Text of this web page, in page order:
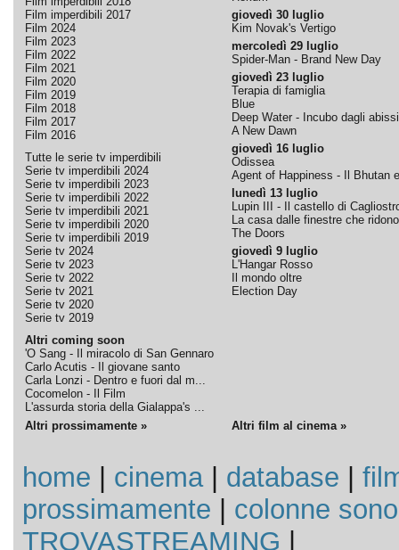
Film imperdibili 2017
Film 2024
Film 2023
Film 2022
Film 2021
Film 2020
Film 2019
Film 2018
Film 2017
Film 2016
Tutte le serie tv imperdibili
Serie tv imperdibili 2024
Serie tv imperdibili 2023
Serie tv imperdibili 2022
Serie tv imperdibili 2021
Serie tv imperdibili 2020
Serie tv imperdibili 2019
Serie tv 2024
Serie tv 2023
Serie tv 2022
Serie tv 2021
Serie tv 2020
Serie tv 2019
Altri coming soon
'O Sang - Il miracolo di San Gennaro
Carlo Acutis - Il giovane santo
Carla Lonzi - Dentro e fuori dal m...
Cocomelon - Il Film
L'assurda storia della Gialappa's ...
giovedì 30 luglio
Kim Novak's Vertigo
mercoledì 29 luglio
Spider-Man - Brand New Day
giovedì 23 luglio
Terapia di famiglia
Blue
Deep Water - Incubo dagli abissi
A New Dawn
giovedì 16 luglio
Odissea
Agent of Happiness - Il Bhutan
lunedì 13 luglio
Lupin III - Il castello di
La casa dalle finestre che ridono
The Doors
giovedì 9 luglio
L'Hangar Rosso
Il mondo oltre
Election Day
Altri prossimamente » Altri film al cinema »
home cinema| database
prossimamente
colonne
TROVASTREAMING